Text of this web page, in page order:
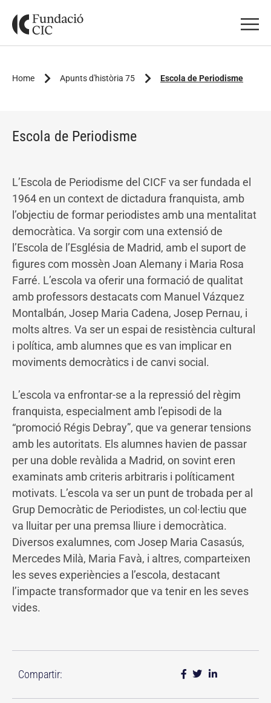
Home Apunts d'història 75 Escola de Periodisme
Escola de Periodisme
L’Escola de Periodisme del CICF va ser fundada el
1964 en un context de dictadura franquista, amb
l’objectiu de formar periodistes amb una mentalitat
democràtica. Va sorgir com una extensió de
l’Escola de l’Església de Madrid, amb el suport de
figures com mossèn Joan Alemany i Maria Rosa
Farré. L’escola va oferir una formació de qualitat
amb professors destacats com Manuel Vázquez
Montalbán, Josep Maria Cadena, Josep Pernau, i
molts altres. Va ser un espai de resistència cultural
i política, amb alumnes que es van implicar en
moviments democràtics i de canvi social.
L’escola va enfrontar-se a la repressió del règim
franquista, especialment amb l’episodi de la
“promoció Régis Debray”, que va generar tensions
amb les autoritats. Els alumnes havien de passar
per una doble revàlida a Madrid, on sovint eren
examinats amb criteris arbitraris i políticament
motivats. L’escola va ser un punt de trobada per al
Grup Democràtic de Periodistes, un col·lectiu que
va lluitar per una premsa lliure i democràtica.
Diversos exalumnes, com Josep Maria Casasús,
Mercedes Milà, Maria Favà, i altres, comparteixen
les seves experiències a l’escola, destacant
l’impacte transformador que va tenir en les seves
vides.
Compartir: